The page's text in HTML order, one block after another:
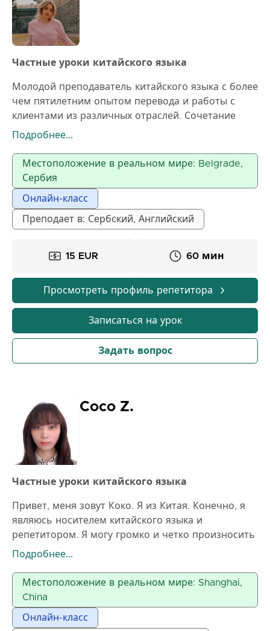
Частные уроки китайского языка
Молодой преподаватель китайского языка с более
чем пятилетним опытом перевода и работы с
клиентами из различных отраслей. Сочетание
профессиональных знаний, практического опыта
четко, эффективно и интересно передавать язык и
культуру. Посвящен развитию учащихся и
постоянному совершенствованию, с сильным
акцентом на коммуникацию и реальное
применение языка.
Подробнее...
Местоположение в реальном мире: Belgrade,
Сербия
Онлайн-класс
Преподает в: Сербский, Английский
15 EUR 60 мин
Просмотреть профиль репетитора
Записаться на урок
Задать вопрос
Coco Z.
Частные уроки китайского языка
Привет, меня зовут Коко. Я из Китая. Конечно, я
являюсь носителем китайского языка и
репетитором. Я могу громко и четко произносить
китайские слова, если вы посмотрите мое видео. В
(уровень C1), поэтому могу очень хорошо
объяснить вам.
У меня есть 5 лет опыта преподавания китайского
языка. В зависимости от различных ситуаций
Подробнее...
Местоположение в реальном мире: Shanghai,
China
Онлайн-класс